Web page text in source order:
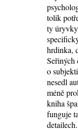
tolik
ty
hrdinka,
Seřiných
o
nesedl
méně
kniha
funguje
detailech.